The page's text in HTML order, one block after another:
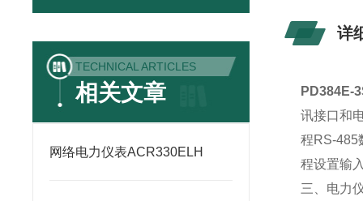
TECHNICAL ARTICLES
相关文章
网络电力仪表ACR330ELH
详
PD384E-
讯接口和
程RS-485
程设置输
三、电力